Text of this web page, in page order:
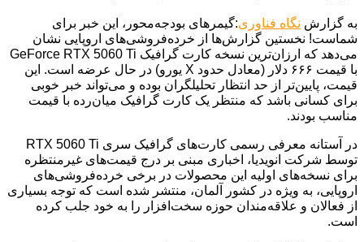
به گزارش نگاه فناوری:گیمرهای بودجه‌محور، این خبر برای
شماست! نخستین گزارش‌ها از خرده‌فروشی‌های اروپایی نشان
می‌دهد که ارزان‌ترین نسخه کارت گرافیک GeForce RTX 5060 Ti
با قیمت ۶۶۶ دلار (معادل حدود X یورو) در حال عرضه است. این
قیمت، پایین‌تر از حد انتظار تحلیلگران بوده و می‌تواند خبر خوبی
برای کسانی باشد که منتظر یک کارت گرافیک میان‌رده با قیمت
مناسب بودند.
در آستانه معرفی رسمی کارت‌های گرافیک سری RTX 5060 Ti
توسط شرکت انویدیا، اخباری مبنی بر درج قیمت‌های غیرمنتظره
برای نسخه‌های اولیه این محصولات در برخی خرده‌فروشی‌های
اروپایی، به ویژه در کشور آلمان، منتشر شده است که توجه بسیاری
از فعالان و علاقه‌مندان حوزه سخت‌افزار را به خود جلب کرده
است.